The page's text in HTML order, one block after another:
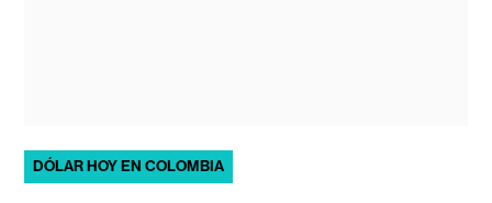
DÓLAR HOY EN COLOMBIA